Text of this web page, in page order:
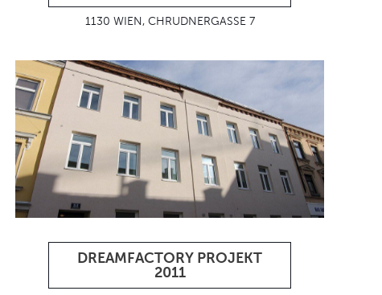
1130 WIEN, CHRUDNERGASSE 7
DREAMFACTORY PROJEKT
2011